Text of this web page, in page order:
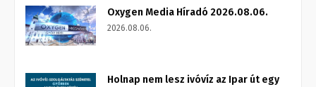
Oxygen Media Híradó 2026.08.06.
2026.08.06.
Holnap nem lesz ivóvíz az Ipar út egy